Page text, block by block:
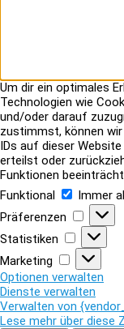
Um dir ein optimales
Technologien wie
und/oder darauf
zustimmst, können
IDs auf dieser
erteilst oder
Funktionen
Funktional
Immer
Präferenzen
Statistiken
Marketing
Marketing
Optionen verwalten
Dienste verwalten
Verwalten von
Lese mehr über diese